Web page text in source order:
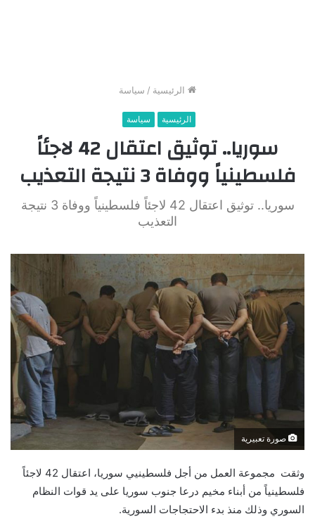
الرئيسية / سياسة
الرئيسية سياسة
سوريا.. توثيق اعتقال 42 لاجئاً
فلسطينياً ووفاة 3 نتيجة التعذيب
سوريا.. توثيق اعتقال 42 لاجئاً فلسطينياً ووفاة 3 نتيجة
التعذيب
صورة تعبيرية
وثقت مجموعة العمل من أجل فلسطينيي سوريا، اعتقال 42 لاجئاً
فلسطينياً من أبناء مخيم درعا جنوب سوريا على يد قوات النظام
السوري وذلك منذ بدء الاحتجاجات السورية.